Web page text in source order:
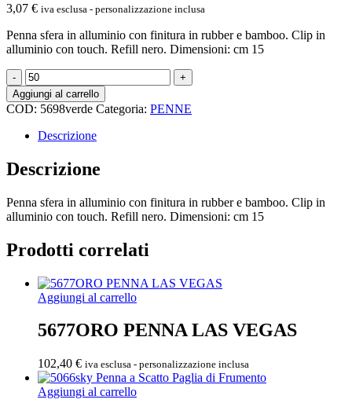
3,07 € iva esclusa - personalizzazione inclusa
Penna sfera in alluminio con finitura in rubber e bamboo. Clip in
alluminio con touch. Refill nero. Dimensioni: cm 15
5698verde
Iris
-
Penna
Sfera
Soft
Touch
In
E
Bamboo
Aggiungi al carrello
COD: 5698verde Categoria: PENNE
Descrizione
Descrizione
Penna sfera in alluminio con finitura in rubber e bamboo. Clip in
alluminio con touch. Refill nero. Dimensioni: cm 15
Prodotti correlati
Aggiungi al carrello
5677ORO PENNA LAS VEGAS
102,40 € iva esclusa - personalizzazione inclusa
Aggiungi al carrello